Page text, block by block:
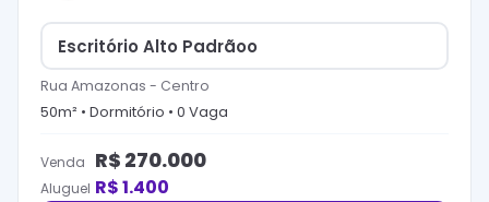
Escritório Alto Padrãoo
Rua Amazonas - Centro
50m² • Dormitório • 0 Vaga
Venda R$ 270.000
Aluguel R$1.400